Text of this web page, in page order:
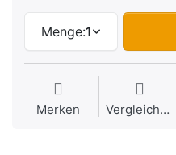
Menge:1
Merken Vergleichen